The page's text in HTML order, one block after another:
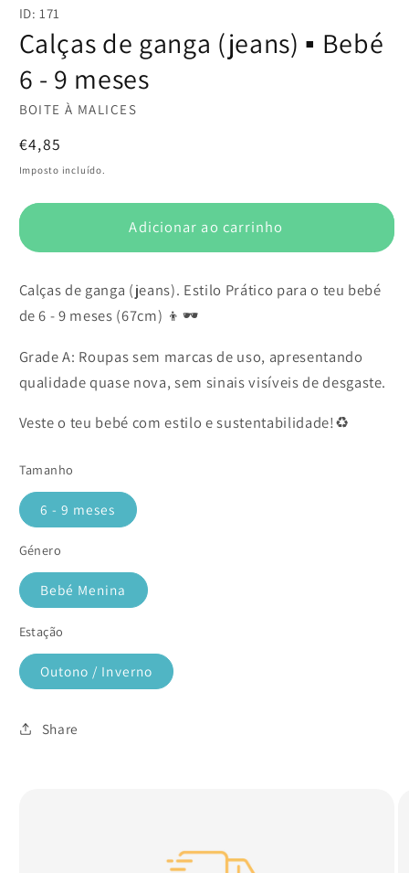
multimédia
em
modal
ID: 171
Calças de ganga (jeans) ▪️ Bebé
6 - 9 meses
BOITE À MALICES
Preço
normal
€4,85
Imposto incluído.
Adicionar ao carrinho
Calças de ganga (jeans). Estilo Prático para o teu bebé
de 6 - 9 meses (67cm) 👦🕶️
Grade A: Roupas sem marcas de uso, apresentando
qualidade quase nova, sem sinais visíveis de desgaste.
Veste o teu bebé com estilo e sustentabilidade!♻️
Tamanho
6 - 9 meses
Género
Bebé Menina
Estação
Outono / Inverno
Share